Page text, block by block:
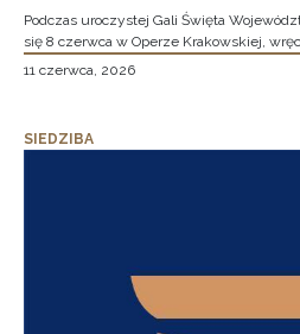
Podczas uroczystej Gali Święta
się 8 czerwca w Operze Krakowskiej,
11 czerwca, 2026
SIEDZIBA